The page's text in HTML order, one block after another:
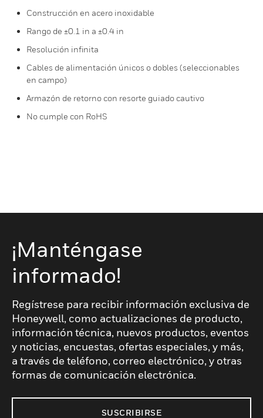
Construcción en acero inoxidable
Rango de ±0.1 in a ±0.4 in
Resolución infinita
Cables de alimentación únicos o dobles (seleccionables
en campo)
Armazón de retorno con resorte guiado cautivo
No cumple con RoHS
¡Manténgase
informado!
Regístrese para recibir información exclusiva de
Honeywell, como actualizaciones de producto,
información técnica, nuevos productos, eventos
y noticias, encuestas, ofertas especiales, y más,
a través de teléfono, correo electrónico, y otras
formas de comunicación electrónica.
SUSCRIBIRSE